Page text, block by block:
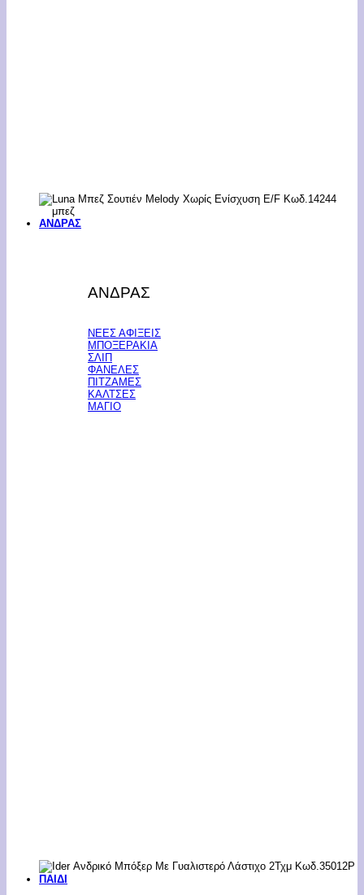
ΑΝΔΡΑΣ
ΑΝΔΡΑΣ
ΝΕΕΣ ΑΦΙΞΕΙΣ
ΜΠΟΞΕΡΑΚΙΑ
ΣΛΙΠ
ΦΑΝΕΛΕΣ
ΠΙΤΖΑΜΕΣ
ΚΑΛΤΣΕΣ
ΜΑΓΙΟ
ΠΑΙΔΙ